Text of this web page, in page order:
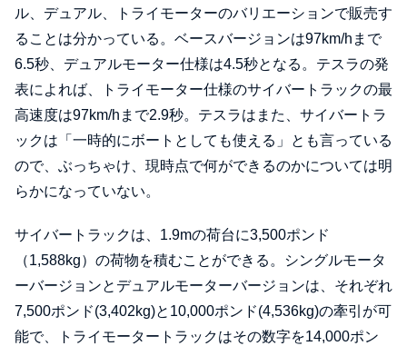
ル、デュアル、トライモーターのバリエーションで販売す
ることは分かっている。ベースバージョンは97km/hまで
6.5秒、デュアルモーター仕様は4.5秒となる。テスラの発
表によれば、トライモーター仕様のサイバートラックの最
高速度は97km/hまで2.9秒。テスラはまた、サイバートラ
ックは「一時的にボートとしても使える」とも言っている
ので、ぶっちゃけ、現時点で何ができるのかについては明
らかになっていない。
サイバートラックは、1.9mの荷台に3,500ポンド
（1,588kg）の荷物を積むことができる。シングルモータ
ーバージョンとデュアルモーターバージョンは、それぞれ
7,500ポンド(3,402kg)と10,000ポンド(4,536kg)の牽引が可
能で、トライモータートラックはその数字を14,000ポン